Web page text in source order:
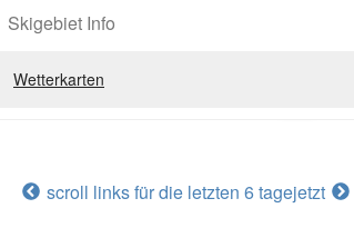
Skigebiet Info
Wetterkarten
scroll links für die letzten 6 tagejetzt